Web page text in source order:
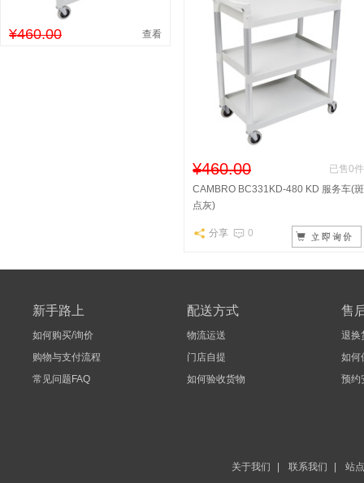
¥460.00 查看
¥460.00
已售0件
CAMBRO BC331KD-480 KD 服务车(斑
点灰)
分享 0
新手路上
如何购买/询价
购物与支付流程
常见问题FAQ
配送方式
物流运送
门店自提
如何验收货物
售
退换
如何
预约
关于我们 联系我们 站